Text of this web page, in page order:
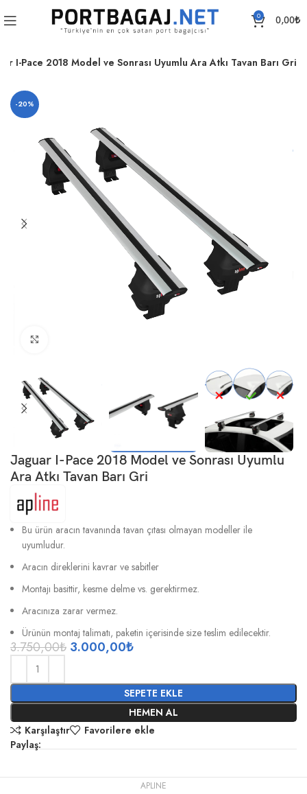
0 0,00₺
I-Pace 2018 Model ve Sonrası Uyumlu Ara Atkı Tavan Barı Gri
-20%
Jaguar I-Pace 2018 Model ve Sonrası Uyumlu
Ara Atkı Tavan Barı Gri
Bu ürün aracın tavanında tavan çıtası olmayan modeller ile
uyumludur.
Aracın direklerini kavrar ve sabitler
Montajı basittir, kesme delme vs. gerektirmez.
Aracınıza zarar vermez.
Ürünün montaj talimatı, paketin içerisinde size teslim edilecektir.
3.750,00₺ 3.000,00₺
SEPETE EKLE
HEMEN AL
Karşılaştır
Favorilere ekle
Paylaş:
APLINE